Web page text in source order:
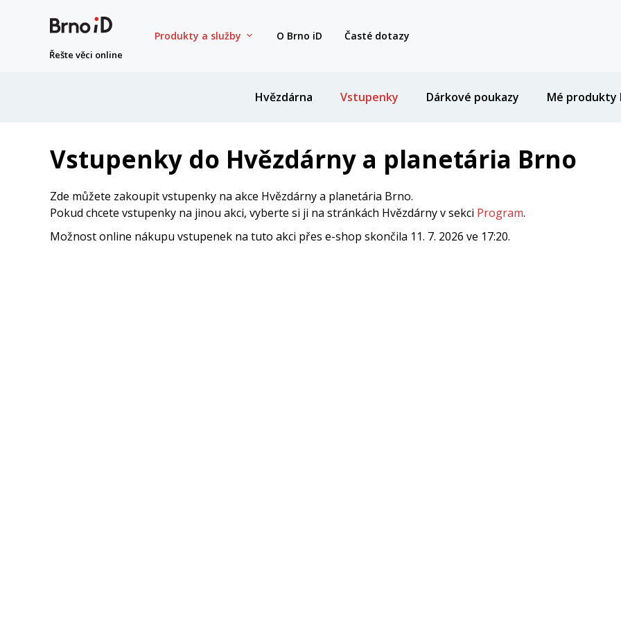
Řešte věci online
Produkty a služby O Brno iD Časté dotazy
Hvězdárna Vstupenky Dárkové poukazy Mé produkty
Vstupenky do Hvězdárny a planetária Brno
Zde můžete zakoupit vstupenky na akce Hvězdárny a planetária Brno.
Pokud chcete vstupenky na jinou akci, vyberte si ji na stránkách Hvězdárny v sekci Program.
Možnost online nákupu vstupenek na tuto akci přes e-shop skončila 11. 7. 2026 ve 17:20.